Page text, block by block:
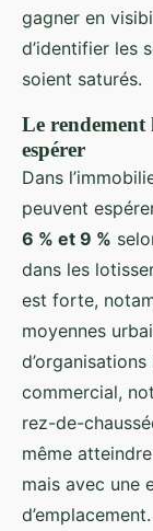
gagner en
d’identifier les
soient saturés.
Le
espérer
Dans
peuvent
6 % et 9 %
dans les
est forte,
moyennes
commercial,
rez-de-
même
mais avec une
d’emplacement.